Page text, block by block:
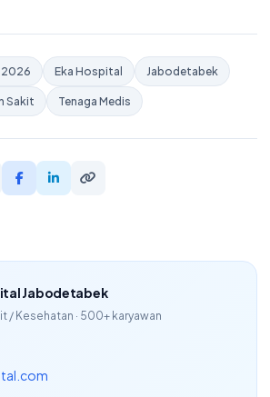
2026 Eka Hospital Jabodetabek
Sakit Tenaga Medis
Jabodetabek
/ Kesehatan · 500+ karyawan